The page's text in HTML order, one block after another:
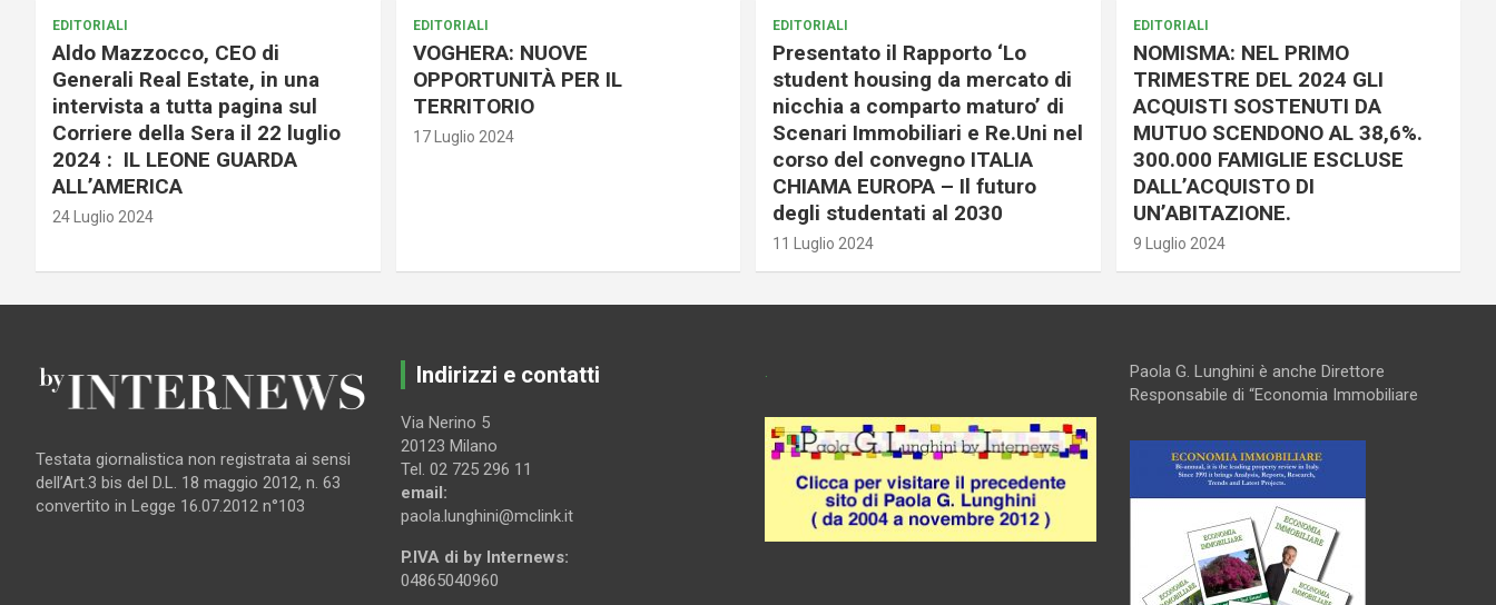
EDITORIALI
Aldo Mazzocco, CEO di
Generali Real Estate, in una
intervista a tutta pagina sul
Corriere della Sera il 22 luglio
2024 : IL LEONE GUARDA
ALL’AMERICA
24 Luglio 2024
EDITORIALI
VOGHERA: NUOVE
OPPORTUNITÀ PER IL
TERRITORIO
17 Luglio 2024
EDITORIALI
Presentato il Rapporto ‘Lo
student housing da mercato di
nicchia a comparto maturo’ di
Scenari Immobiliari e Re.Uni nel
corso del convegno ITALIA
CHIAMA EUROPA – Il futuro
degli studentati al 2030
11 Luglio 2024
EDITORIALI
NOMISMA: NEL PRIMO
TRIMESTRE DEL 2024 GLI
ACQUISTI SOSTENUTI DA
MUTUO SCENDONO AL 38,6%.
300.000 FAMIGLIE ESCLUSE
DALL’ACQUISTO DI
UN’ABITAZIONE.
9 Luglio 2024
Testata giornalistica non registrata ai sensi
dell’Art.3 bis del D.L. 18 maggio 2012, n. 63
convertito in Legge 16.07.2012 n°103
Indirizzi e contatti
Via Nerino 5
20123 Milano
Tel. 02 725 296 11
email:
paola.lunghini@mclink.it
P.IVA di by Internews:
04865040960
.
Paola G. Lunghini è anche Direttore
Responsabile di “Economia Immobiliare